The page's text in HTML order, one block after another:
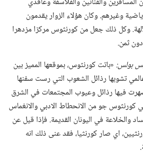
وغيرهم.‏ وكان هؤلاء الزوار يقدمون
وكل ذلك جعل من كورنثوس مركزا مزدهرا
ثمن.‏
بولس:‏ ‏«باتت كورنثوس،‏ بموقعها المميز بين
تشوبها رذائل الشعوب التي رست سفنها
فيها رذائل وعيوب المجتمعات في الشرق
كورنثوس جو من الانحطاط الادبي والانغماس
والخلاعة في اليونان القديمة.‏ فإذا قيل عن
اي صار كورنثيا،‏ فقد عنى ذلك انه